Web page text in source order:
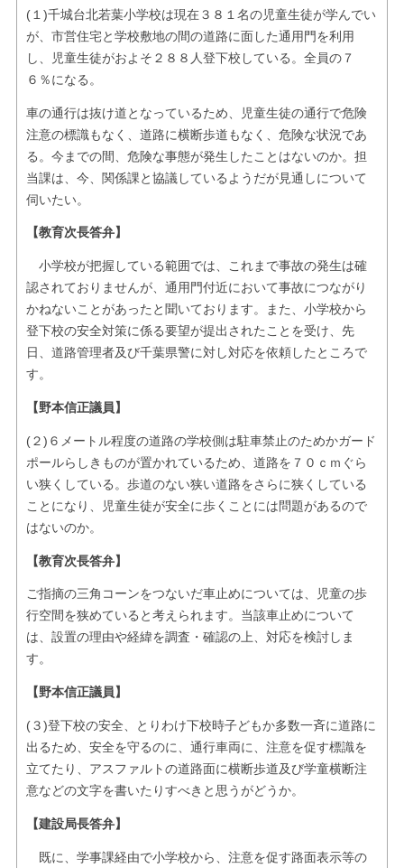
(１)千城台北若葉小学校は現在３８１名の児童生徒が学んでい
が、市営住宅と学校敷地の間の道路に面した通用門を利用
し、児童生徒がおよそ２８８人登下校している。全員の７
６％になる。
車の通行は抜け道となっているため、児童生徒の通行で危険
注意の標識もなく、道路に横断歩道もなく、危険な状況であ
る。今までの間、危険な事態が発生したことはないのか。担
当課は、今、関係課と協議しているようだが見通しについて
伺いたい。
【教育次長答弁】
小学校が把握している範囲では、これまで事故の発生は確
認されておりませんが、通用門付近において事故につながり
かねないことがあったと聞いております。また、小学校から
登下校の安全対策に係る要望が提出されたことを受け、先
日、道路管理者及び千葉県警に対し対応を依頼したところで
す。
【野本信正議員】
(２)６メートル程度の道路の学校側は駐車禁止のためかガード
ポールらしきものが置かれているため、道路を７０ｃｍぐら
い狭くしている。歩道のない狭い道路をさらに狭くしている
ことになり、児童生徒が安全に歩くことには問題があるので
はないのか。
【教育次長答弁】
ご指摘の三角コーンをつないだ車止めについては、児童の歩
行空間を狭めていると考えられます。当該車止めについて
は、設置の理由や経緯を調査・確認の上、対応を検討しま
す。
【野本信正議員】
(３)登下校の安全、とりわけ下校時子どもか多数一斉に道路に
出るため、安全を守るのに、通行車両に、注意を促す標識を
立てたり、アスファルトの道路面に横断歩道及び学童横断注
意などの文字を書いたりすべきと思うがどうか。
【建設局長答弁】
既に、学事課経由で小学校から、注意を促す路面表示等の